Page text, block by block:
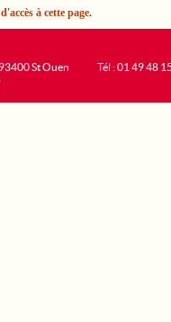
à cette page.
St Ouen
Tél : 01 49 48